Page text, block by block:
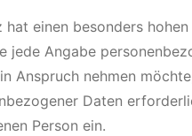
einen besonders
Angabe
Anspruch nehmen
Daten
Person ein.